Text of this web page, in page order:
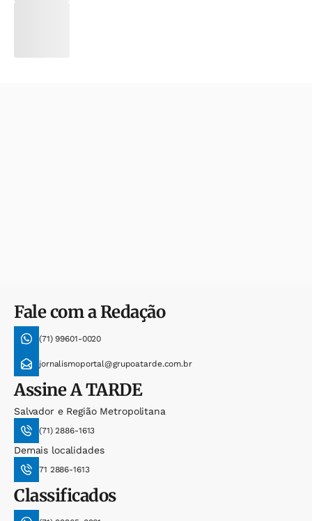
Fale com a Redação
(71) 99601-0020
jornalismoportal@grupoatarde.com.br
AssineA TARDE
Salvador e Região Metropolitana
(71) 2886-1613
Demais localidades
71 2886-1613
Classificados